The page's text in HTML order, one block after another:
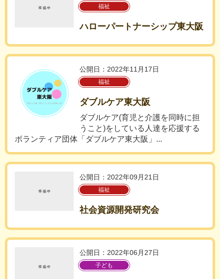
福祉
ハローパートナーシップ東大阪
公開日：2022年11月17日
福祉
ダブルケア東大阪
ダブルケア(育児と介護を同時に担
うこと)をしている人達を応援する
ボランティア団体「ダブルケア東大阪」...
公開日：2022年09月21日
福祉
社会資源開発研究会
公開日：2022年06月27日
子ども